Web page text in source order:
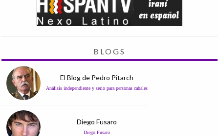
BLOGS
El Blog de Pedro Pitarch
Análisis independiente y serio para personas cabales
Diego Fusaro
Diego Fusaro